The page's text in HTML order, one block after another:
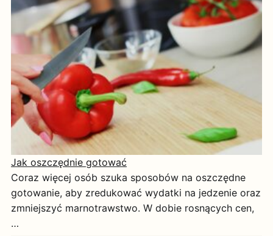
Jak oszczędnie gotować
Coraz więcej osób szuka sposobów na oszczędne
gotowanie, aby zredukować wydatki na jedzenie oraz
zmniejszyć marnotrawstwo. W dobie rosnących cen,
…